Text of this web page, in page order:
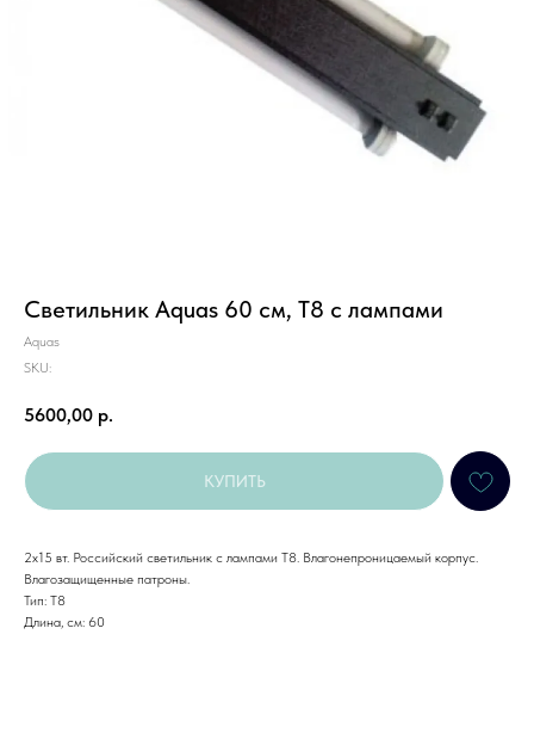
Светильник Aquas 60 см, Т8 с лампами
Aquas
SKU:
5600,00 р.
КУПИТЬ
2x15 вт. Российский светильник с лампами Т8. Влагонепроницаемый корпус.
Влагозащищенные патроны.
Тип: Т8
Длина, см: 60